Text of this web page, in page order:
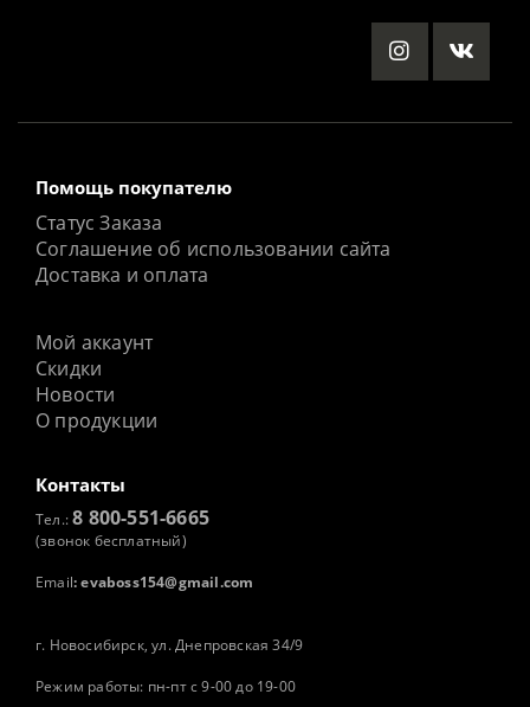
Помощь покупателю
Статус Заказа
Соглашение об использовании сайта
Доставка и оплата
Мой аккаунт
Скидки
Новости
О продукции
Контакты
Тел.:8 800-551-6665
(звонок бесплатный)
Email: evaboss154@gmail.com
г. Новосибирск, ул. Днепровская 34/9
Режим работы: пн-пт с 9-00 до 19-00